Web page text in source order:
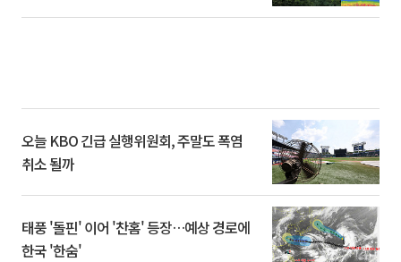
오늘 KBO 긴급 실행위원회, 주말도 폭염
취소 될까
태풍 '돌핀' 이어 '찬홈' 등장…예상 경로에
한국 '한숨'